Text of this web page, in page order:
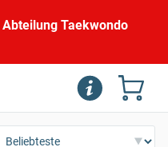
Abteilung Taekwondo